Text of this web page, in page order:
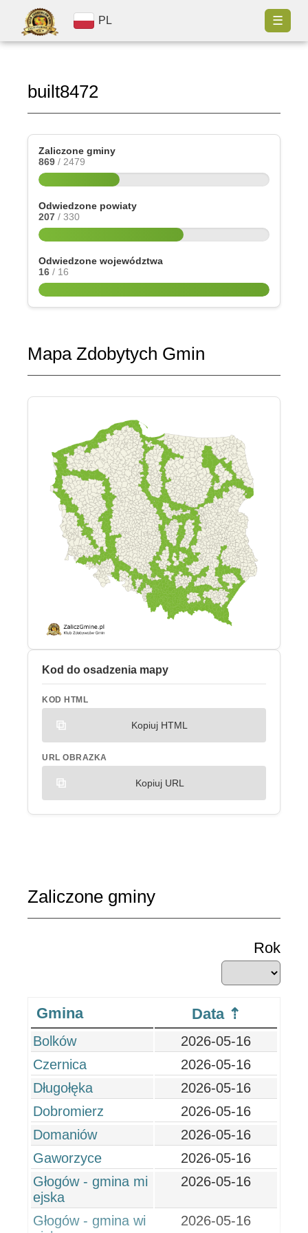
PL ☰
built8472
Zaliczone gminy
869 / 2479
Odwiedzone powiaty
207 / 330
Odwiedzone województwa
16 / 16
Mapa Zdobytych Gmin
Kod do osadzenia mapy
KOD HTML
Kopiuj HTML
URL OBRAZKA
Kopiuj URL
Zaliczone gminy
Rok
Gmina Data
Bolków
2026-05-16
Czernica
2026-05-16
Długołęka
2026-05-16
Dobromierz
2026-05-16
Domaniów
2026-05-16
Gaworzyce
2026-05-16
Głogów - gmina mi
ejska
2026-05-16
Głogów - gmina wi
2026-05-16